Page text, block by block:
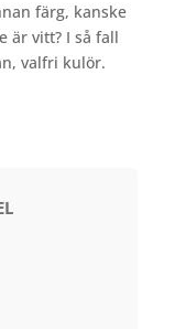
färg, kanske
är vitt? I så fall
valfri kulör.